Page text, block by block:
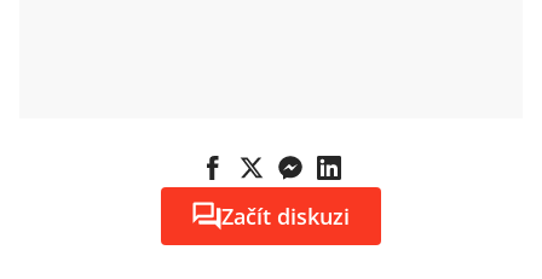
Začít diskuzi